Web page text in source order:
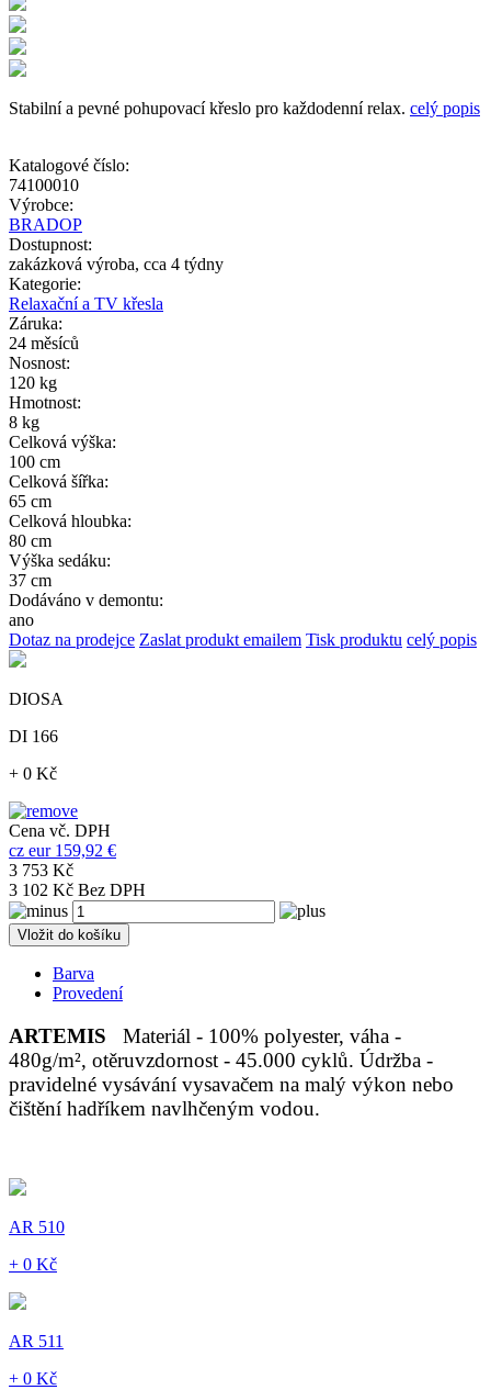
Stabilní a pevné pohupovací křeslo pro každodenní relax. celý popis
Katalogové číslo:
74100010
Výrobce:
BRADOP
Dostupnost:
zakázková výroba, cca 4 týdny
Kategorie:
Relaxační a TV křesla
Záruka:
24 měsíců
Nosnost:
120 kg
Hmotnost:
8 kg
Celková výška:
100 cm
Celková šířka:
65 cm
Celková hloubka:
80 cm
Výška sedáku:
37 cm
Dodáváno v demontu:
ano
Dotaz na prodejce Zaslat produkt emailem Tisk produktu celý popis
DIOSA
DI 166
+ 0 Kč
Cena vč. DPH
cz eur 159,92 €
3 753 Kč
3 102 Kč Bez DPH
Vložit do košíku
Barva
Provedení
ARTEMIS
Materiál - 100% polyester, váha -
480g/m², otěruvzdornost - 45.000 cyklů. Údržba -
pravidelné vysávání vysavačem na malý výkon nebo
čištění hadříkem navlhčeným vodou.
AR 510
+ 0 Kč
AR 511
+ 0 Kč